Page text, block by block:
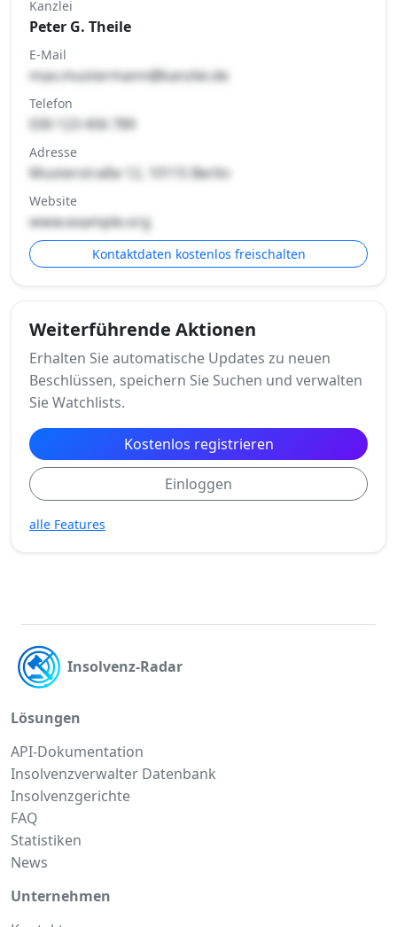
Kanzlei
Peter G. Theile
E-Mail
max.mustermann@kanzlei.de
Telefon
030 123 456 789
Adresse
Musterstraße 12, 10115 Berlin
Website
www.example.org
Kontaktdaten kostenlos freischalten
Weiterführende Aktionen
Erhalten Sie automatische Updates zu neuen
Beschlüssen, speichern Sie Suchen und verwalten
Sie Watchlists.
Kostenlos registrieren
Einloggen
alle Features
Insolvenz-Radar
Lösungen
API-Dokumentation
Insolvenzverwalter Datenbank
Insolvenzgerichte
FAQ
Statistiken
News
Unternehmen